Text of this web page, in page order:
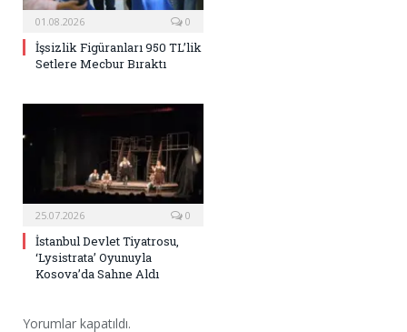
01.08.2026 0
İşsizlik Figüranları 950 TL’lik
Setlere Mecbur Bıraktı
25.07.2026 0
İstanbul Devlet Tiyatrosu,
‘Lysistrata’ Oyunuyla
Kosova’da Sahne Aldı
Yorumlar kapatıldı.